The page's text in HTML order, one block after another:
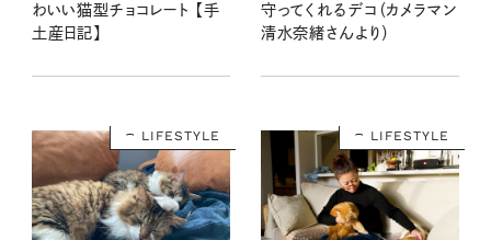
わいい猫型チョコレート 【手
土産日記】
守ってくれるデコ（カメラマン
清水奈緒さんより）
LIFESTYLE LIFESTYLE